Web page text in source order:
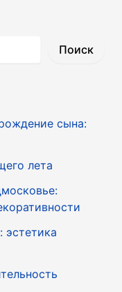
Поиск
сына:
лета
эстетика